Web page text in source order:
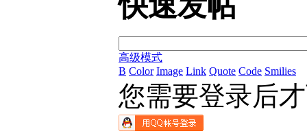
高级模式
B Color Image Link Quote Code Smilies
您需要登录后